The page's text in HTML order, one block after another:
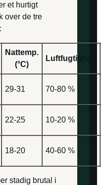
et hurtigt
over de tre
Nattemp.
(°C)
Luftfugtighed
29-31 70-80 %
22-25 10-20 %
18-20 40-60 %
stadig brutal i